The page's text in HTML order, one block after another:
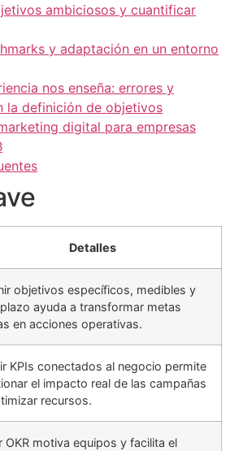
ambiciosos y cuantificar
y adaptación en un entorno
nos enseña: errores y
la definición de objetivos
digital para empresas
Detalles
objetivos específicos, medibles y
ayuda a transformar metas
en acciones operativas.
KPIs conectados al negocio permite
el impacto real de las campañas
recursos.
OKR motiva equipos y facilita el